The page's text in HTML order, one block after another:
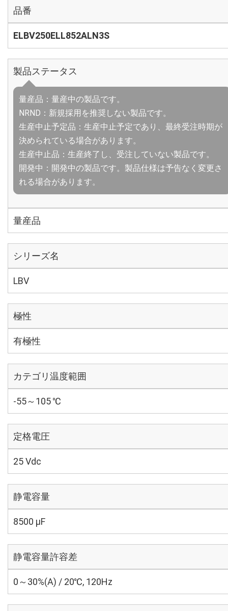
品番
ELBV250ELL852ALN3S
製品ステータス
量産品：量産中の製品です。
NRND：新規採用を推奨しない製品です。
生産中止予定品：生産中止予定であり、最終受注時期が
決められている場合があります。
生産中止品：生産終了し、受注していない製品です。
開発中：開発中の製品です。製品仕様は予告なく変更さ
れる場合があります。
量産品
シリーズ名
LBV
極性
有極性
カテゴリ温度範囲
-55～105 ℃
定格電圧
25 Vdc
静電容量
8500 µF
静電容量許容差
0～30%(A) / 20℃, 120Hz